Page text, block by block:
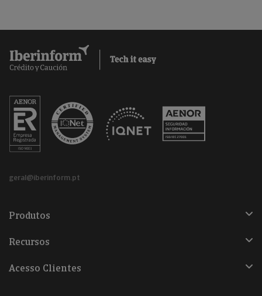
geral@iberinform.pt
Produtos
Recursos
Acesso Clientes